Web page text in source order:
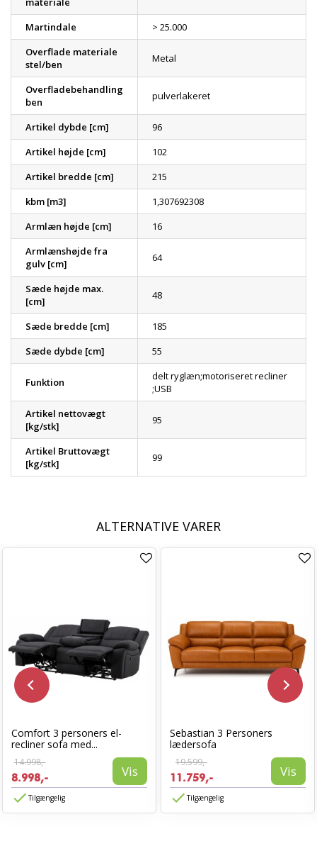
Martindale
> 25.000
Overflade materiale
stel/ben
Metal
Overfladebehandling
ben
pulverlakeret
Artikel dybde [cm]
96
Artikel højde [cm]
102
Artikel bredde [cm]
215
kbm [m3]
1,307692308
Armlæn højde [cm]
16
Armlænshøjde fra
gulv [cm]
64
Sæde højde max.
[cm]
48
Sæde bredde [cm]
185
Sæde dybde [cm]
55
Funktion
delt ryglæn;motoriseret recliner
;USB
Artikel nettovægt
[kg/stk]
95
Artikel Bruttovægt
[kg/stk]
99
ALTERNATIVE VARER
Comfort 3 personers el-
recliner sofa med...
14.998,-
8.998,- Vis
Tilgængelig
Sebastian 3 Personers
lædersofa
19.599,-
11.759,- Vis
Tilgængelig